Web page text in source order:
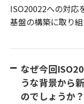
ISO20022への対応
基盤の構築に取り
なぜ今回
うな背景から
のでしょうか？